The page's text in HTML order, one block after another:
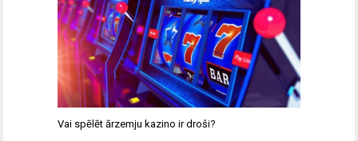
Vai spēlēt ārzemju kazino ir droši?